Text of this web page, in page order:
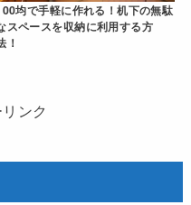
均で手軽に作れる！机下の無駄
スペースを収納に利用する方
！
ンク